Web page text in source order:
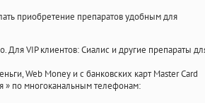
приобретение препаратов удобным для
Для VIP клиентов: Сиалис и другие препараты
Web Money и с банковских карт Master Card
» по многоканальным телефонам: